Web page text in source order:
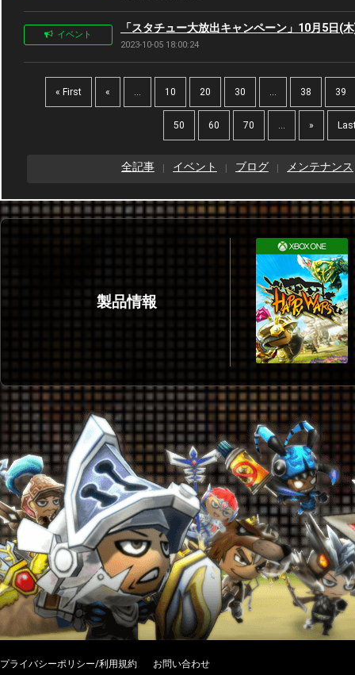
イベント 「スタチュー大放出キャンペーン」10月5日(
2023-10-05 18:00:24
« First « ... 10 20 30 ... 38 39
50 60 70 ... »
全記事 イベント ブログ メンテナンス
製品情報
プライバシーポリシー/利用規約 お問い合わせ